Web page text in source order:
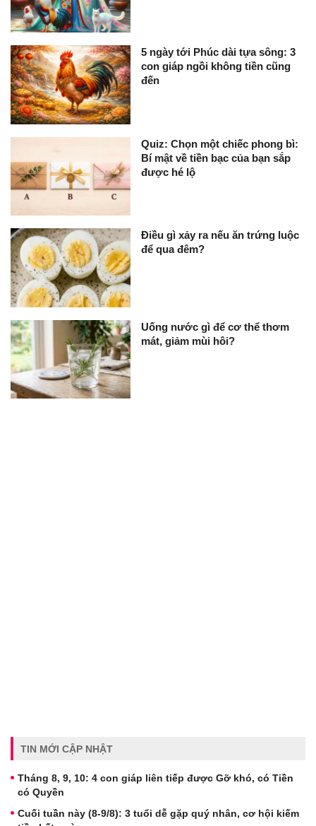
5 ngày tới Phúc dài tựa sông: 3
con giáp ngồi không tiền cũng
đến
Quiz: Chọn một chiếc phong bì:
Bí mật về tiền bạc của bạn sắp
được hé lộ
Điều gì xảy ra nếu ăn trứng luộc
để qua đêm?
Uống nước gì để cơ thể thơm
mát, giảm mùi hôi?
TIN MỚI CẬP NHẬT
Tháng 8, 9, 10: 4 con giáp liên tiếp được Gỡ khó, có Tiền
có Quyền
Cuối tuần này (8-9/8): 3 tuổi dễ gặp quý nhân, cơ hội kiếm